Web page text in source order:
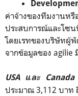
ค่าจ้างของทีมงานห
ประสบการณ์และโซ
โดยเรทของบริษัท
จากข้อมูลของ agilie
USA และ Canada
ประมาณ 3,112 บาท